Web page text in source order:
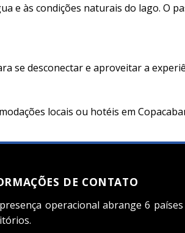
e às condições naturais do lago. O
se desconectar e aproveitar a
locais ou hotéis em
DE CONTATO
operacional abrange 6 países